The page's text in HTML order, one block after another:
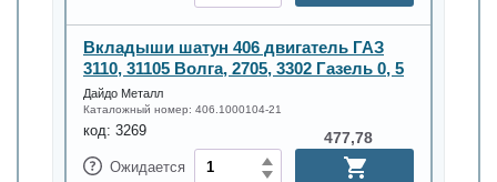
Вкладыши шатун 406 двигатель ГАЗ
3110, 31105 Волга, 2705, 3302 Газель 0, 5
Дайдо Металл
Каталожный номер: 406.1000104-21
код: 3269
Ожидается
477,78